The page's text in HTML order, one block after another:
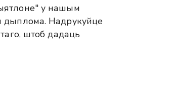
у нашым
дыплома. Надрукуйце
штоб дадаць